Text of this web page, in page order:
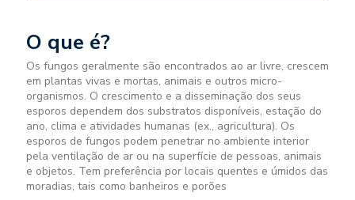
O que é?
Os fungos geralmente são encontrados ao ar livre, crescem
em plantas vivas e mortas, animais e outros micro-
organismos. O crescimento e a disseminação dos seus
esporos dependem dos substratos disponíveis, estação do
ano, clima e atividades humanas (ex., agricultura). Os
esporos de fungos podem penetrar no ambiente interior
pela ventilação de ar ou na superfície de pessoas, animais
e objetos. Tem preferência por locais quentes e úmidos das
moradias, tais como banheiros e porões